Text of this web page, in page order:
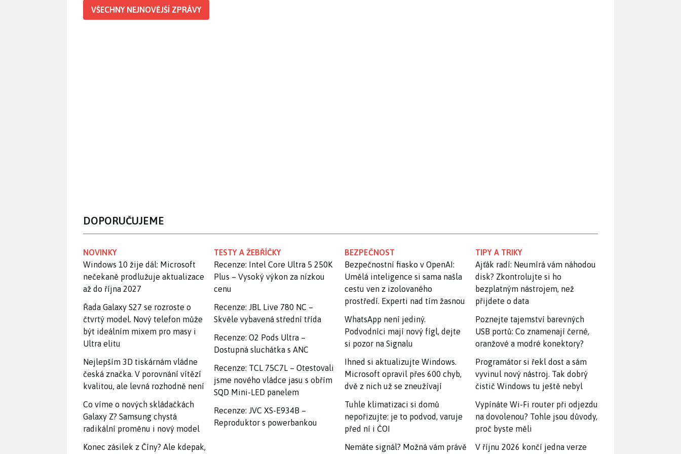
VŠECHNY NEJNOVĚJŠÍ ZPRÁVY
DOPORUČUJEME
NOVINKY
Windows 10 žije dál: Microsoft
nečekaně prodlužuje aktualizace
až do října 2027
Řada Galaxy S27 se rozroste o
čtvrtý model. Nový telefon může
být ideálním mixem pro masy i
Ultra elitu
Nejlepším 3D tiskárnám vládne
česká značka. V porovnání vítězí
kvalitou, ale levná rozhodně není
Co víme o nových skládačkách
Galaxy Z? Samsung chystá
radikální proměnu i nový model
Konec zásilek z Číny? Ale kdepak,
TESTY A ŽEBŘÍČKY
Recenze: Intel Core Ultra 5 250K
Plus – Vysoký výkon za nízkou
cenu
Recenze: JBL Live 780 NC –
Skvěle vybavená střední třída
Recenze: O2 Pods Ultra –
Dostupná sluchátka s ANC
Recenze: TCL 75C7L – Otestovali
jsme nového vládce jasu s obřím
SQD Mini-LED panelem
Recenze: JVC XS-E934B –
Reproduktor s powerbankou
BEZPEČNOST
Bezpečnostní fiasko v OpenAI:
Umělá inteligence si sama našla
cestu ven z izolovaného
prostředí. Experti nad tím žasnou
WhatsApp není jediný.
Podvodníci mají nový fígl, dejte
si pozor na Signalu
Ihned si aktualizujte Windows.
Microsoft opravil přes 600 chyb,
dvě z nich už se zneužívají
Tuhle klimatizaci si domů
nepořizujte: je to podvod, varuje
před ní i ČOI
Nemáte signál? Možná vám právě
TIPY A TRIKY
Ajťák radí: Neumírá vám náhodou
disk? Zkontrolujte si ho
bezplatným nástrojem, než
přijdete o data
Poznejte tajemství barevných
USB portů: Co znamenají černé,
oranžové a modré konektory?
Programátor si řekl dost a sám
vyvinul nový nástroj. Tak dobrý
čistič Windows tu ještě nebyl
Vypínáte Wi-Fi router při odjezdu
na dovolenou? Tohle jsou důvody,
proč byste měli
V říjnu 2026 končí jedna verze